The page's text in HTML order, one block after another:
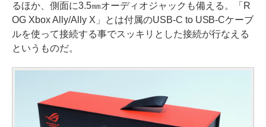
るほか、側面に3.5㎜オーディオジャックも備える。「R
OG Xbox Ally/Ally X」とは付属のUSB-C to USB-Cケーブ
ルを使って接続する事でスッキリとした接続が行なえる
というものだ。